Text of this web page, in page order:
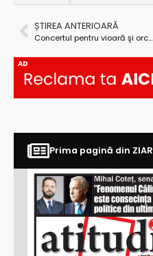
ȘTIREA ANTERIOARĂ
Concertul pentru vioară şi orchestră al lui Paganini interpretat de Ioana Cristina Goicea
AD
Prima pagină din ZIAR